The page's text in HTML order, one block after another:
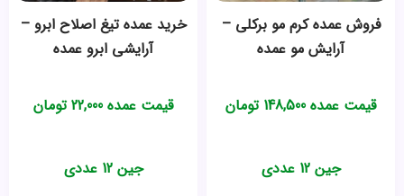
فروش عمده کرم مو برکلی –
آرایش مو عمده
قیمت عمده148,500 تومان
جین 12 عددی
خرید عمده تیغ اصلاح ابرو –
آرایشی ابرو عمده
قیمت عمده22,000 تومان
جین 12 عددی